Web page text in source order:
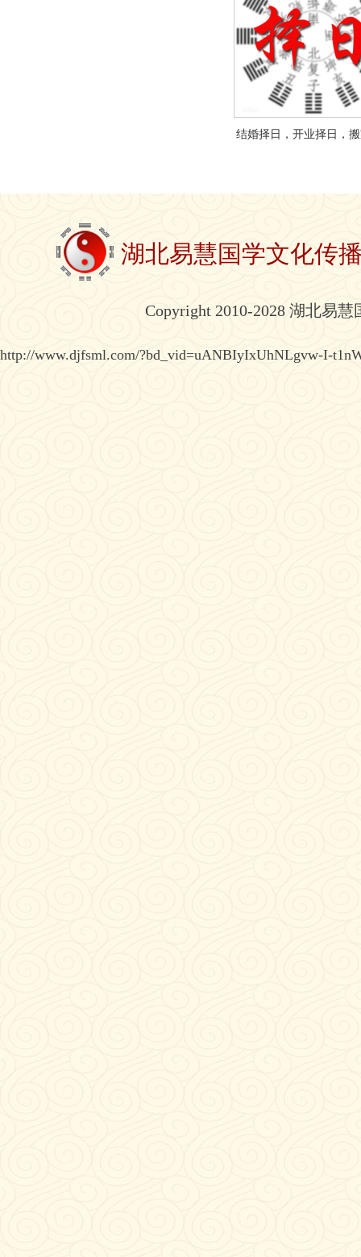
结婚择日，开业择日，
湖北易慧国学文化传
Copyright 2010-2028 湖北易
http://www.djfsml.com/?bd_vid=uANBIyIxUhNLgvw-I-